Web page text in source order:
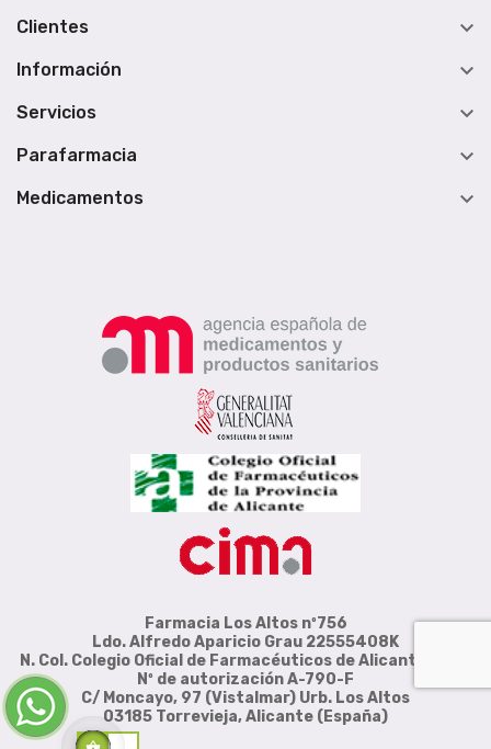
Clientes 
Información 
Servicios 
Parafarmacia 
Medicamentos 
Farmacia Los Altos nº756
Ldo. Alfredo Aparicio Grau 22555408K
N. Col. Colegio Oficial de Farmacéuticos de Alicante 4327
Nº de autorización A-790-F
C/ Moncayo, 97 (Vistalmar) Urb. Los Altos
03185 Torrevieja, Alicante (España)